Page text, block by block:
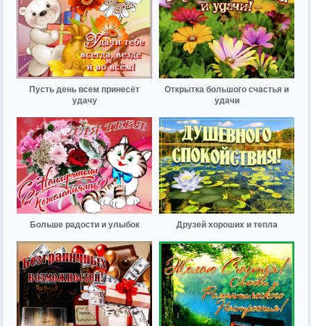
Пусть день всем принесёт
удачу
Открытка большого счастья и
удачи
Больше радости и улыбок Друзей хороших и тепла